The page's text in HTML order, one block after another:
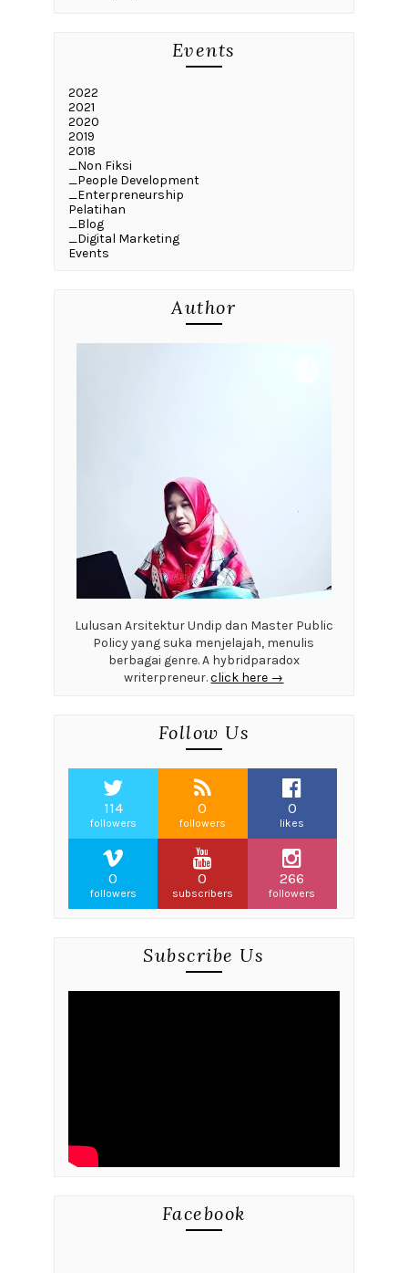
Events
2022
2021
2020
2019
2018
_Non Fiksi
_People Development
_Enterpreneurship
Pelatihan
_Blog
_Digital Marketing
Events
Author
Lulusan Arsitektur Undip dan Master Public
Policy yang suka menjelajah, menulis
berbagai genre. A hybridparadox
writerpreneur.click here →
Follow Us
114
followers
0
followers
0
likes
0
followers
0
subscribers
266
followers
Subscribe Us
Facebook